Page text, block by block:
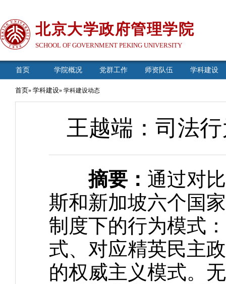
北京大学政府管理学院
SCHOOL OF GOVERNMENT PEKING UNIVERSITY
首页 学院概况 党群工作 师资队伍 学科建设
首页» 学科建设» 学科建设动态
王越端：司法
摘要： 通过对
斯和新加坡六个国
制度下的行为模式
式、对应精英民主
的权威主义模式。